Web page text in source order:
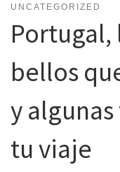
UNCATEGORIZED
Portugal,
bellos
y
tu viaje